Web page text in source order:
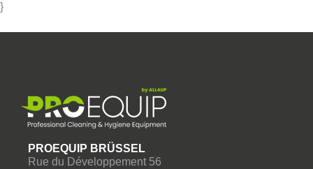
}
PROEQUIP BRÜSSEL
Rue du Développement 56